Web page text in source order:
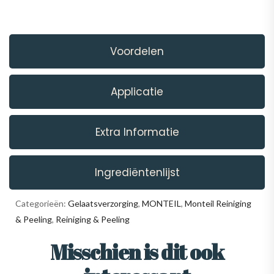
Voordelen
Applicatie
Extra Informatie
Ingrediëntenlijst
Categorieën: Gelaatsverzorging, MONTEIL, Monteil Reiniging
& Peeling, Reiniging & Peeling
Misschien is dit ook